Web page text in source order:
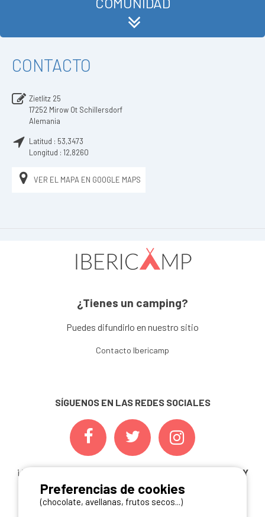
CONTACTO
Zietlitz 25
17252 Mirow Ot Schillersdorf
Alemania
Latitud : 53,3473
Longitud : 12,8260
VER EL MAPA EN GOOGLE MAPS
¿Tienes un camping?
Puedes difundirlo en nuestro sitio
Contacto Ibericamp
SÍGUENOS EN LAS REDES SOCIALES
¡ Y NO TE PIERDAS NUESTRAS
OFERTAS, CONCURSOS Y
NOVEDADESINSCRIBIÉNDOTE A NUESTRA
NEWSLETTER!
Preferencias de cookies
(chocolate, avellanas, frutos secos...)